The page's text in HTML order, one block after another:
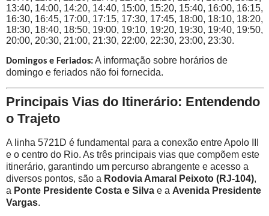
13:40, 14:00, 14:20, 14:40, 15:00, 15:20, 15:40, 16:00, 16:15,
16:30, 16:45, 17:00, 17:15, 17:30, 17:45, 18:00, 18:10, 18:20,
18:30, 18:40, 18:50, 19:00, 19:10, 19:20, 19:30, 19:40, 19:50,
20:00, 20:30, 21:00, 21:30, 22:00, 22:30, 23:00, 23:30.
Domingos e Feriados:A informação sobre horários de
domingo e feriados não foi fornecida.
Principais Vias do Itinerário: Entendendo
o Trajeto
A linha 5721D é fundamental para a conexão entre Apolo III
e o centro do Rio. As três principais vias que compõem este
itinerário, garantindo um percurso abrangente e acesso a
diversos pontos, são a Rodovia Amaral Peixoto (RJ-104),
a Ponte Presidente Costa e Silva e a Avenida Presidente
Vargas.